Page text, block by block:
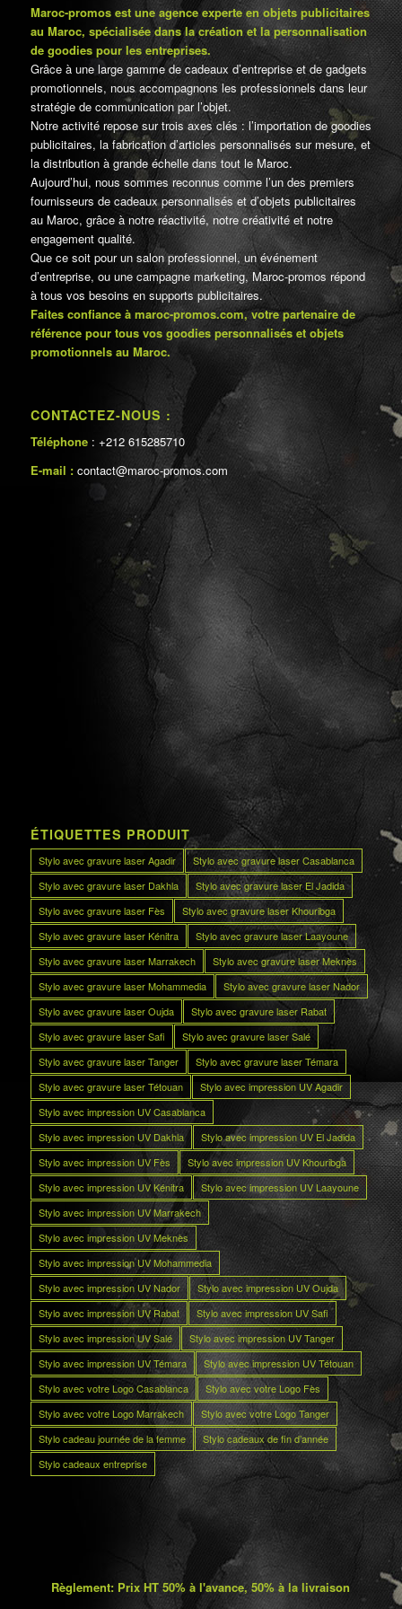
Maroc-promos est une agence experte en objets publicitaires
au Maroc, spécialisée dans la création et la personnalisation
de goodies pour les entreprises.
Grâce à une large gamme de cadeaux d’entreprise et de gadgets
promotionnels, nous accompagnons les professionnels dans leur
stratégie de communication par l’objet.
Notre activité repose sur trois axes clés : l’importation de goodies
publicitaires, la fabrication d’articles personnalisés sur mesure, et
la distribution à grande échelle dans tout le Maroc.
Aujourd’hui, nous sommes reconnus comme l’un des premiers
fournisseurs de cadeaux personnalisés et d’objets publicitaires
au Maroc, grâce à notre réactivité, notre créativité et notre
engagement qualité.
Que ce soit pour un salon professionnel, un événement
d’entreprise, ou une campagne marketing, Maroc-promos répond
à tous vos besoins en supports publicitaires.
Faites confiance à maroc-promos.com, votre partenaire de
référence pour tous vos goodies personnalisés et objets
promotionnels au Maroc.
CONTACTEZ-NOUS :
Téléphone : +212 615285710
E-mail : contact@maroc-promos.com
ÉTIQUETTES PRODUIT
Stylo avec gravure laser Agadir
Stylo avec gravure laser Casablanca
Stylo avec gravure laser Dakhla
Stylo avec gravure laser El Jadida
Stylo avec gravure laser Fès
Stylo avec gravure laser Khouribga
Stylo avec gravure laser Kénitra
Stylo avec gravure laser Laayoune
Stylo avec gravure laser Marrakech
Stylo avec gravure laser Meknès
Stylo avec gravure laser Mohammedia
Stylo avec gravure laser Nador
Stylo avec gravure laser Oujda
Stylo avec gravure laser Rabat
Stylo avec gravure laser Safi
Stylo avec gravure laser Salé
Stylo avec gravure laser Tanger
Stylo avec gravure laser Témara
Stylo avec gravure laser Tétouan
Stylo avec impression UV Agadir
Stylo avec impression UV Casablanca
Stylo avec impression UV Dakhla
Stylo avec impression UV El Jadida
Stylo avec impression UV Fès
Stylo avec impression UV Khouribga
Stylo avec impression UV Kénitra
Stylo avec impression UV Laayoune
Stylo avec impression UV Marrakech
Stylo avec impression UV Meknès
Stylo avec impression UV Mohammedia
Stylo avec impression UV Nador
Stylo avec impression UV Oujda
Stylo avec impression UV Rabat
Stylo avec impression UV Safi
Stylo avec impression UV Salé
Stylo avec impression UV Tanger
Stylo avec impression UV Témara
Stylo avec impression UV Tétouan
Stylo avec votre Logo Casablanca
Stylo avec votre Logo Fès
Stylo avec votre Logo Marrakech
Stylo avec votre Logo Tanger
Stylo cadeau journée de la femme
Stylo cadeaux de fin d’année
Stylo cadeaux entreprise
Règlement: Prix HT 50% à l'avance, 50% à la livraison